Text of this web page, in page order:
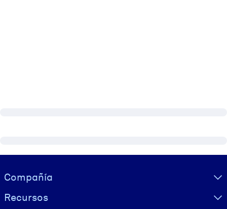
Visually hidden Text
Compañía
Recursos